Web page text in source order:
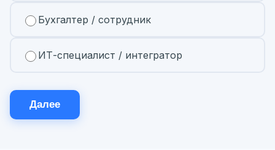
Бухгалтер / сотрудник
ИТ-специалист / интегратор
Далее